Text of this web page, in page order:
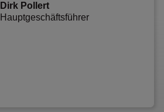
Dirk Pollert
Haupt­geschäfts­führer